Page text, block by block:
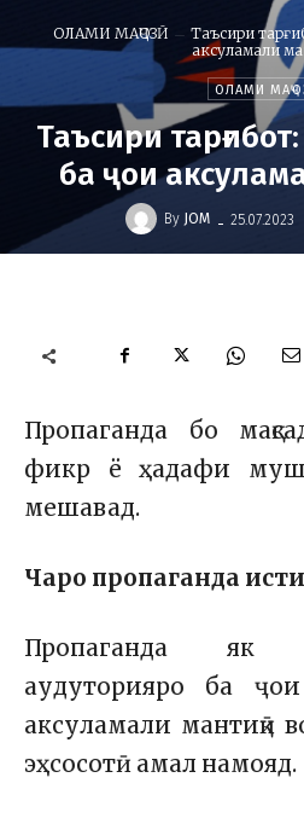
ОЛАМИ МАҶОЗӢ
Таъсири
аксуламали
ОЛАМИ
Таъсири
ба ҷои
By JOM - 25.07.2023
Пропаганда бо
фикр ё ҳадафи
мешавад.
Чаро пропаганда
Пропаганда як
аудуторияро ба
аксуламали мантиқӣ
эҳсосотӣ амал намояд.